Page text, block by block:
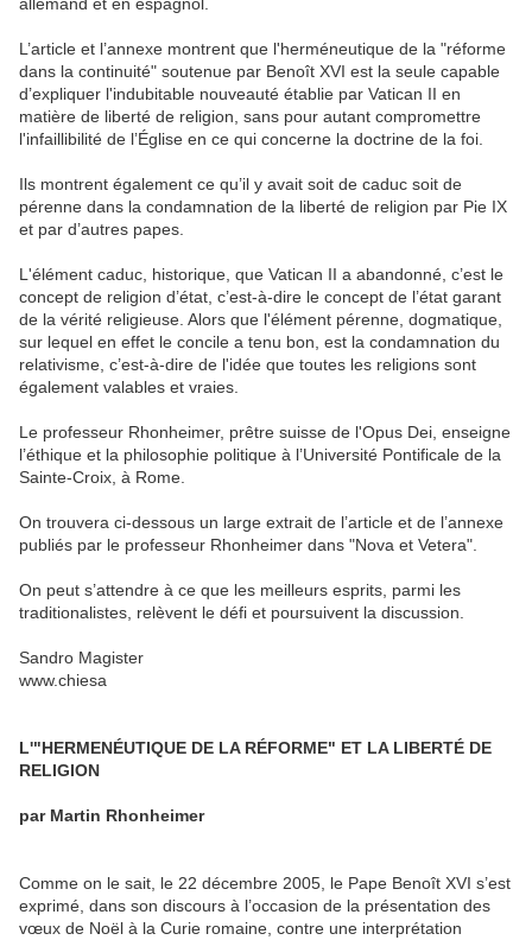
L’article et l’annexe montrent que l'herméneutique de la "réforme
dans la continuité" soutenue par Benoît XVI est la seule capable
d’expliquer l'indubitable nouveauté établie par Vatican II en
matière de liberté de religion, sans pour autant compromettre
l'infaillibilité de l’Église en ce qui concerne la doctrine de la foi.
Ils montrent également ce qu’il y avait soit de caduc soit de
pérenne dans la condamnation de la liberté de religion par Pie IX
et par d’autres papes.
L'élément caduc, historique, que Vatican II a abandonné, c’est le
concept de religion d’état, c’est-à-dire le concept de l’état garant
de la vérité religieuse. Alors que l'élément pérenne, dogmatique,
sur lequel en effet le concile a tenu bon, est la condamnation du
relativisme, c’est-à-dire de l'idée que toutes les religions sont
également valables et vraies.
Le professeur Rhonheimer, prêtre suisse de l'Opus Dei, enseigne
l’éthique et la philosophie politique à l’Université Pontificale de la
Sainte-Croix, à Rome.
On trouvera ci-dessous un large extrait de l’article et de l’annexe
publiés par le professeur Rhonheimer dans "Nova et Vetera".
On peut s’attendre à ce que les meilleurs esprits, parmi les
traditionalistes, relèvent le défi et poursuivent la discussion.
Sandro Magister
www.chiesa
L'"HERMENÉUTIQUE DE LA RÉFORME" ET LA LIBERTÉ DE
RELIGION
par Martin Rhonheimer
Comme on le sait, le 22 décembre 2005, le Pape Benoît XVI s’est
exprimé, dans son discours à l’occasion de la présentation des
vœux de Noël à la Curie romaine, contre une interprétation